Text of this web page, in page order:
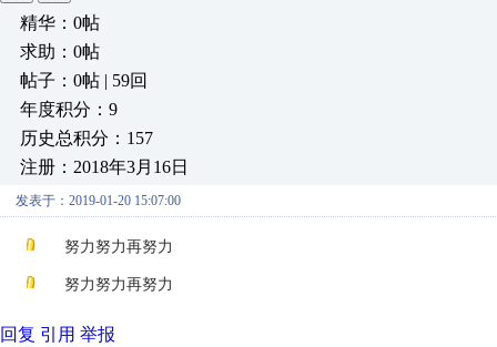
精华：0帖
求助：0帖
帖子：0帖 | 59回
年度积分：9
历史总积分：157
注册：2018年3月16日
发表于：2019-01-20 15:07:00
努力努力再努力
努力努力再努力
回复 引用 举报